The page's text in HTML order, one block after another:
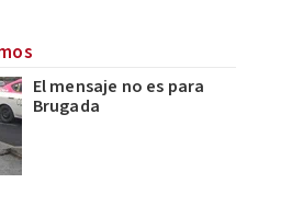
El mensaje no es para
Brugada